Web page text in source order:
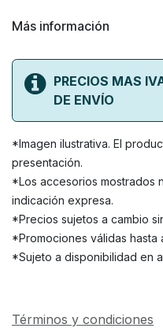
Más información
PRECIOS MAS
DE ENVÍO
*Imagen ilustrativa. El
presentación.
*Los accesorios mostrados
indicación expresa.
*Precios sujetos a cambio
*Promociones válidas hasta
*Sujeto a disponibilidad en
Términos y condiciones